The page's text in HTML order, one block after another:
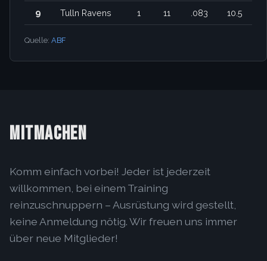
9 Tulln Ravens 1 11 .083 10.5
Quelle: ABF
MITMACHEN
Komm einfach vorbei! Jeder ist jederzeit
willkommen, bei einem Training
reinzuschnuppern – Ausrüstung wird gestellt,
keine Anmeldung nötig. Wir freuen uns immer
über neue Mitglieder!